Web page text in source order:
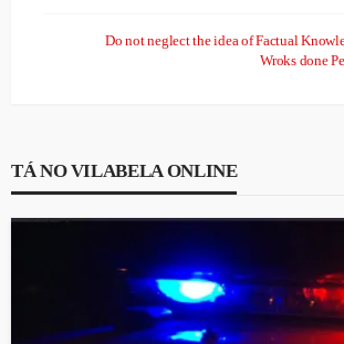
Do not neglect the idea of Factual
Wroks done
TÁ NO VILABELA ONLINE